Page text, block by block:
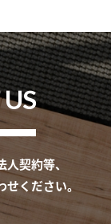
契約等、
ください。